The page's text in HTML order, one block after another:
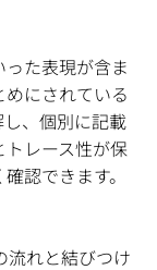
た表現が含ま
にされている
、個別に記載
レース性が保
認できます。
流れと結びつけ